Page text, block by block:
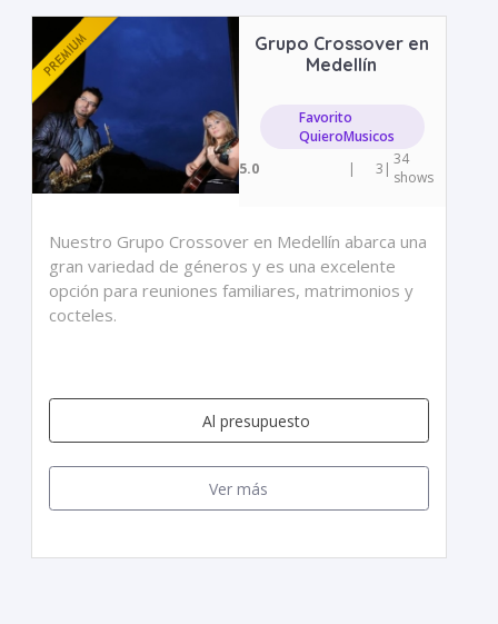
Grupo Crossover en
Medellín
Favorito
QuieroMusicos
5.0
| 3 | 34
shows
Nuestro Grupo Crossover en Medellín abarca una
gran variedad de géneros y es una excelente
opción para reuniones familiares, matrimonios y
cocteles.
Al presupuesto
Ver más